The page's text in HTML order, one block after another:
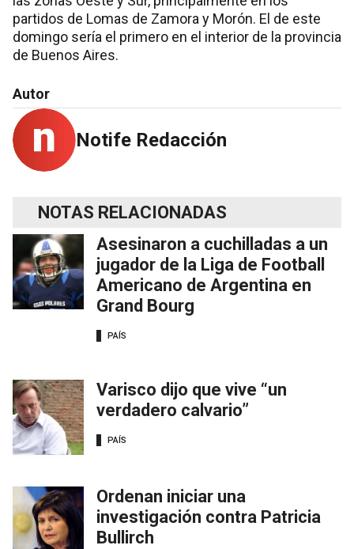
partidos de Lomas de Zamora y Morón. El de este
domingo sería el primero en el interior de la provincia
de Buenos Aires.
Autor
Notife Redacción
NOTAS RELACIONADAS
Asesinaron a cuchilladas a un
jugador de la Liga de Football
Americano de Argentina en
Grand Bourg
PAÍS
Varisco dijo que vive “un
verdadero calvario”
PAÍS
Ordenan iniciar una
investigación contra Patricia
Bullirch